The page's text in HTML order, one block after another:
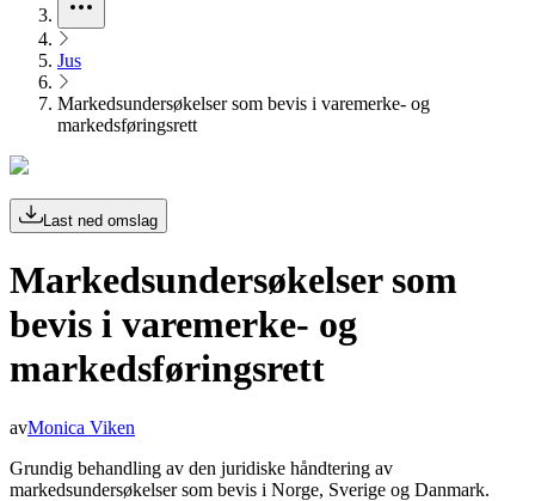
Jus
Markedsundersøkelser som bevis i varemerke- og
markedsføringsrett
Last ned omslag
Markedsundersøkelser som
bevis i varemerke- og
markedsføringsrett
avMonica Viken
Grundig behandling av den juridiske håndtering av
markedsundersøkelser som bevis i Norge, Sverige og Danmark.